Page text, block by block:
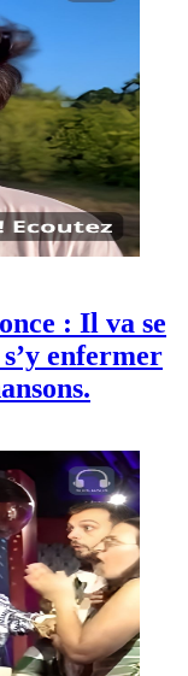
: Il va se
enfermer